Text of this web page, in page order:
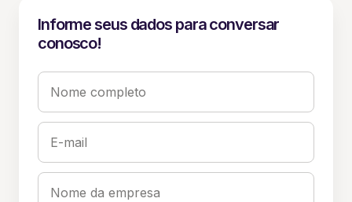
Informe seus dados para conversar
conosco!
Nome completo
E-mail
Nome da empresa